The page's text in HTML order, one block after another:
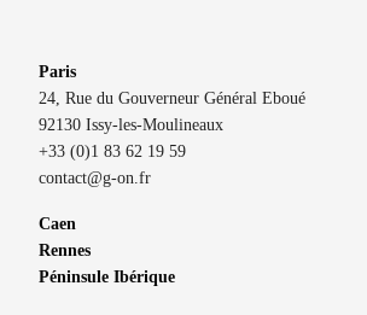
Paris
24, Rue du Gouverneur Général Eboué
92130 Issy-les-Moulineaux
+33 (0)1 83 62 19 59
contact@g-on.fr
Caen
Rennes
Péninsule Ibérique